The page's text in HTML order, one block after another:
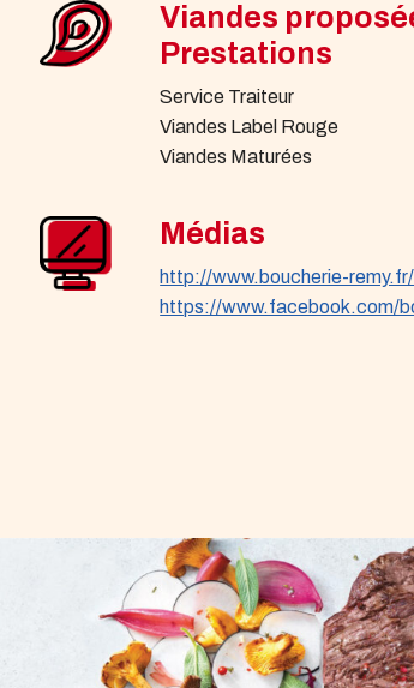
Viandes
Prestations
Service Traiteur
Viandes Label Rouge
Viandes Maturées
Médias
http://www.boucherie-remy.fr/
https://www.facebook.com/